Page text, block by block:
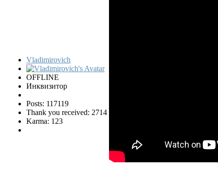
Vladimirovich
OFFLINE
Инквизитор
Posts: 117119
Thank you received: 2714
Karma: 123